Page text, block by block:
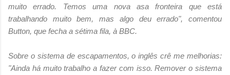
muito errado. Temos uma nova asa fronteira que está
trabalhando muito bem, mas algo deu errado", comentou
Button, que fecha a sétima fila, à BBC.
Sobre o sistema de escapamentos, o inglês crê me melhorias:
"Ainda há muito trabalho a fazer com isso. Remover o sistema